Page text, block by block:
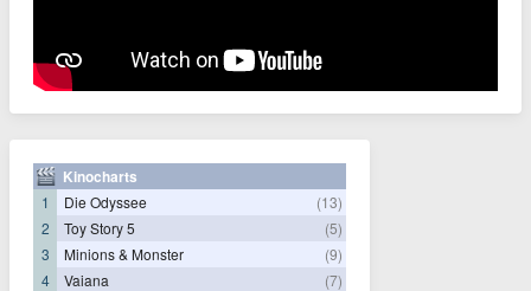
Kinocharts
1 Die Odyssee
(13)
2
Toy Story 5
(5)
3
Minions & Monster
(9)
4
Vaiana
(7)